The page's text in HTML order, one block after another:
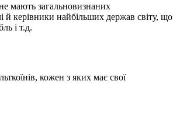
мають загальновизнаних
й керівники найбільших держав світу, що
і т.д.
кожен з яких має свої